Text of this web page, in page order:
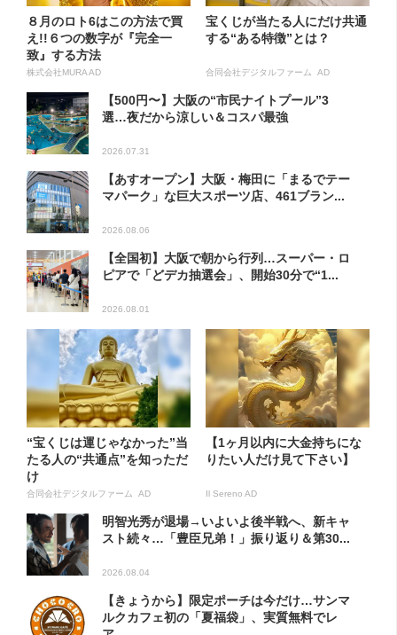
８月のロト6はこの方法で買
え!!６つの数字が『完全一
致』する方法
株式会社MURA AD
宝くじが当たる人にだけ共通
する“ある特徴”とは？
合同会社デジタルファーム AD
【500円〜】大阪の“市民ナイトプール”3
選…夜だから涼しい＆コスパ最強
2026.07.31
【あすオープン】大阪・梅田に「まるでテー
マパーク」な巨大スポーツ店、461ブラン...
2026.08.06
【全国初】大阪で朝から行列…スーパー・ロ
ピアで「どデカ抽選会」、開始30分で“1...
2026.08.01
“宝くじは運じゃなかった”当
たる人の“共通点”を知っただ
け
合同会社デジタルファーム AD
【1ヶ月以内に大金持ちにな
りたい人だけ見て下さい】
Il Sereno AD
明智光秀が退場→いよいよ後半戦へ、新キャ
スト続々…「豊臣兄弟！」振り返り＆第30...
2026.08.04
【きょうから】限定ポーチは今だけ…サンマ
ルクカフェ初の「夏福袋」、実質無料でレ